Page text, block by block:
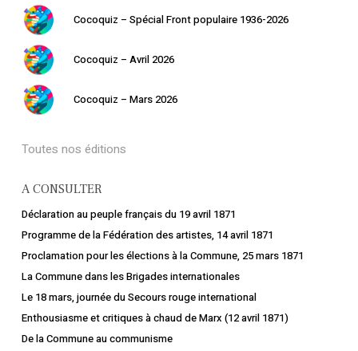
Cocoquiz – Spécial Front populaire 1936-2026
Cocoquiz – Avril 2026
Cocoquiz – Mars 2026
Toutes nos éditions
A CONSULTER
Déclaration au peuple français du 19 avril 1871
Programme de la Fédération des artistes, 14 avril 1871
Proclamation pour les élections à la Commune, 25 mars 1871
La Commune dans les Brigades internationales
Le 18 mars, journée du Secours rouge international
Enthousiasme et critiques à chaud de Marx (12 avril 1871)
De la Commune au communisme